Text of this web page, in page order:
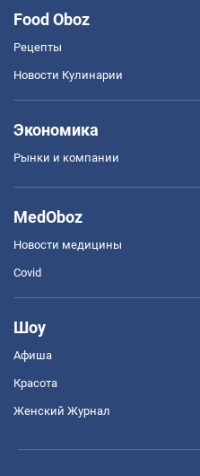
Food Oboz
Рецепты
Новости Кулинарии
Экономика
Рынки и компании
MedOboz
Новости медицины
Covid
Шоу
Афиша
Красота
Женский Журнал